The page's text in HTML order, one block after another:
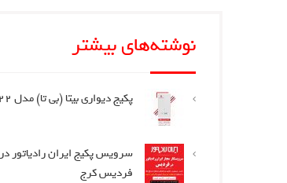
نوشته‌های بیشتر
پکیج دیواری بیتا (بی تا) مدل Bita 22
سرویس پکیج ایران رادیاتور در
فردیس کرج